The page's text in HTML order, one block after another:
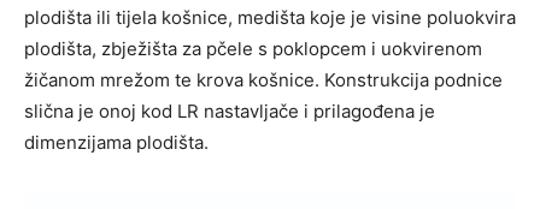
plodišta ili tijela košnice, medišta koje je visine poluokvira
plodišta, zbježišta za pčele s poklopcem i uokvirenom
žičanom mrežom te krova košnice. Konstrukcija podnice
slična je onoj kod LR nastavljače i prilagođena je
dimenzijama plodišta.